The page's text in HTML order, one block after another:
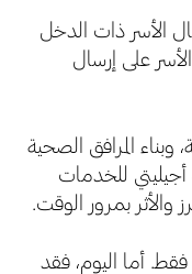
الأسر ذات الدخل
على إرسال
المرافق الصحية
أجيليتي للخدمات
عام 2018، كان عدد الطلاب المسجلين في مدرسة كوكنور 155 طالباً فقط. أما اليوم، فقد